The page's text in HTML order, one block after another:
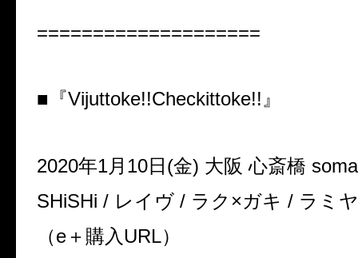
====================
■『Vijuttoke!!Checkittoke!!』
2020年1月10日(金) 大阪 心斎橋 soma
SHiSHi / レイヴ / ラク×ガキ / ラミ
（e＋購入URL）